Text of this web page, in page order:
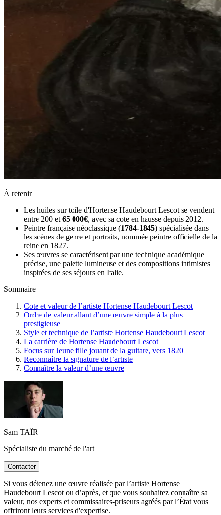
À retenir
Les huiles sur toile d'Hortense Haudebourt Lescot se vendent
entre 200 et 65 000€, avec sa cote en hausse depuis 2012.
Peintre française néoclassique (1784-1845) spécialisée dans
les scènes de genre et portraits, nommée peintre officielle de la
reine en 1827.
Ses œuvres se caractérisent par une technique académique
précise, une palette lumineuse et des compositions intimistes
inspirées de ses séjours en Italie.
Sommaire
Cote et valeur de l’artiste Hortense Haudebourt Lescot
Ordre de valeur allant d’une œuvre simple à la plus
prestigieuse
Style et technique de l’artiste Hortense Haudebourt Lescot
La carrière de Hortense Haudebourt Lescot
Focus sur Jeune fille jouant de la guitare, vers 1820
Reconnaître la signature de l’artiste
Connaître la valeur d’une œuvre
Sam TAÏR
Spécialiste du marché de l'art
Contacter
Si vous détenez une œuvre réalisée par l’artiste Hortense
Haudebourt Lescot ou d’après, et que vous souhaitez connaître sa
valeur, nos experts et commissaires-priseurs agréés par l’État vous
offriront leurs services d'expertise.